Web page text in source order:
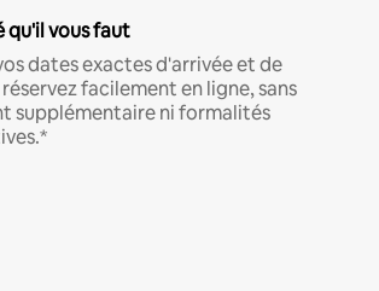
qu'il vous faut
dates exactes d'arrivée et de
facilement en ligne, sans
supplémentaire ni formalités